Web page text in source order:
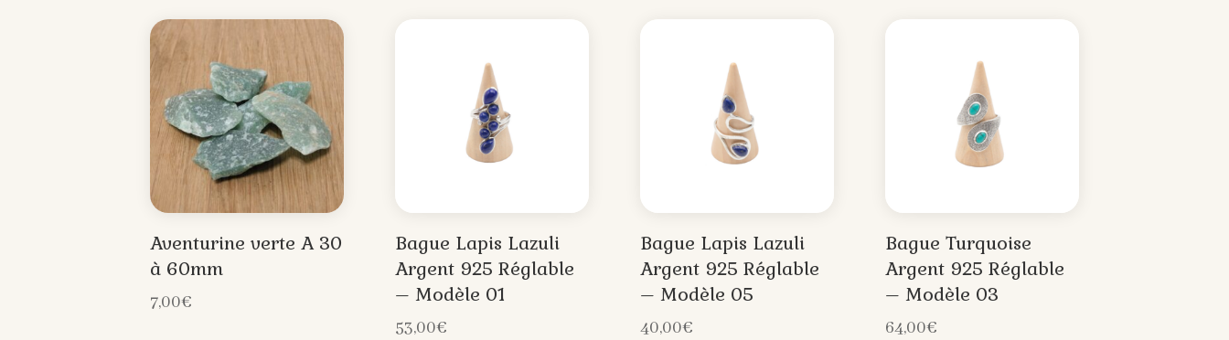
Aventurine verte A 30
à 60mm
7,00€
Bague Lapis Lazuli
Argent 925 Réglable
– Modèle 01
53,00€
Bague Lapis Lazuli
Argent 925 Réglable
– Modèle 05
40,00€
Bague Turquoise
Argent 925 Réglable
– Modèle 03
64,00€